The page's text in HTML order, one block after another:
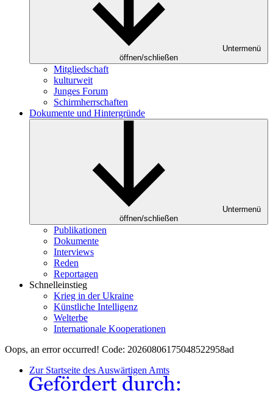
Untermenü
öffnen/schließen
Mitgliedschaft
kulturweit
Junges Forum
Schirmherrschaften
Dokumente und Hintergründe
Untermenü
öffnen/schließen
Publikationen
Dokumente
Interviews
Reden
Reportagen
Schnelleinstieg
Krieg in der Ukraine
Künstliche Intelligenz
Welterbe
Internationale Kooperationen
Oops, an error occurred! Code: 20260806175048522958ad
Zur Startseite des Auswärtigen Amts